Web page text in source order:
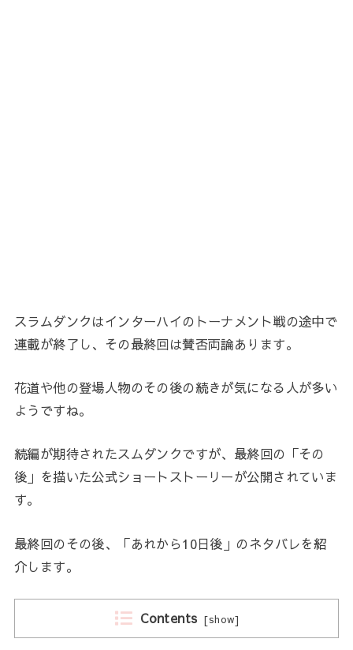
スラムダンクはインターハイのトーナメント戦の途中で
連載が終了し、その最終回は賛否両論あります。
花道や他の登場人物のその後の続きが気になる人が多い
ようですね。
続編が期待されたスムダンクですが、最終回の「その
後」を描いた公式ショートストーリーが公開されていま
す。
最終回のその後、「あれから10日後」のネタバレを紹
介します。
Contents [show]